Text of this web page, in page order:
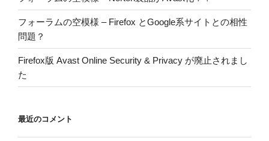
フォーラムの空模様 – Firefox とGoogle系サイトとの相性
問題？
Firefox版 Avast Online Security & Privacy が廃止されまし
た
最近のコメント